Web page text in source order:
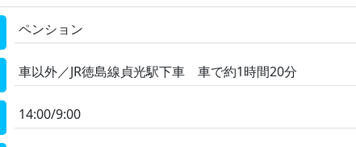
ペンション
車以外／JR徳島線貞光駅下車 車で約1時間20分
14:00/9:00